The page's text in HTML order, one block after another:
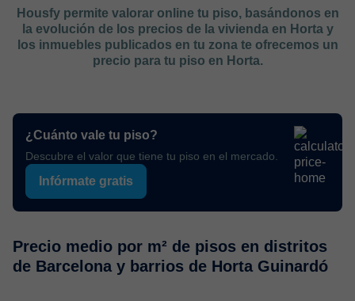
Housfy permite valorar online tu piso, basándonos en
la evolución de los precios de la vivienda en Horta y
los inmuebles publicados en tu zona te ofrecemos un
precio para tu piso en Horta.
¿Cuánto vale tu piso?
Descubre el valor que tiene tu piso en el mercado.
Infórmate gratis
Precio medio por m² de pisos en distritos
de Barcelona y barrios de Horta Guinardó